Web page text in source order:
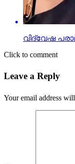
വിദ്വേഷ
Click to comment
Leave a Reply
Your email address